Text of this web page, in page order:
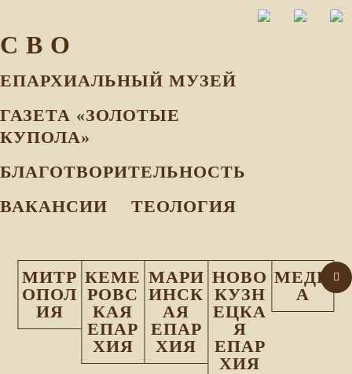
С В О
ЕПАРХИАЛЬНЫЙ МУЗEЙ
ГАЗЕТА «ЗОЛОТЫЕ
КУПОЛА»
БЛАГОТВОРИТЕЛЬНОСТЬ
ВАКАНСИИ
ТЕОЛОГИЯ
МИТР
ОПОЛ
ИЯ
КЕМЕ
РОВС
КАЯ
ЕПАР
ХИЯ
МАРИ
ИНСК
АЯ
ЕПАР
ХИЯ
НОВО
КУЗН
ЕЦКА
Я
ЕПАР
ХИЯ
МЕДИ
А